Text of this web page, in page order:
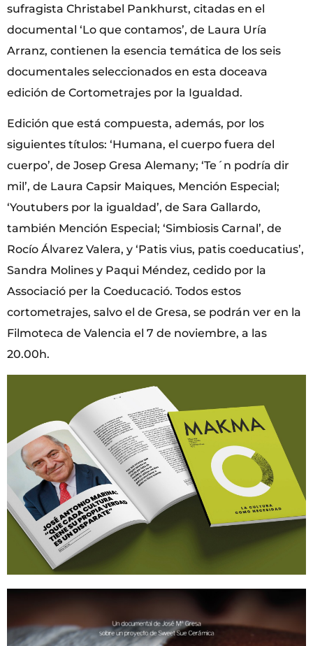
sufragista Christabel Pankhurst, citadas en el
documental ‘Lo que contamos’, de Laura Uría
Arranz, contienen la esencia temática de los seis
documentales seleccionados en esta doceava
edición de Cortometrajes por la Igualdad.
Edición que está compuesta, además, por los
siguientes títulos: ‘Humana, el cuerpo fuera del
cuerpo’, de Josep Gresa Alemany; ‘Te´n podría dir
mil’, de Laura Capsir Maiques, Mención Especial;
‘Youtubers por la igualdad’, de Sara Gallardo,
también Mención Especial; ‘Simbiosis Carnal’, de
Rocío Álvarez Valera, y ‘Patis vius, patis coeducatius’,
Sandra Molines y Paqui Méndez, cedido por la
Associació per la Coeducació. Todos estos
cortometrajes, salvo el de Gresa, se podrán ver en la
Filmoteca de Valencia el 7 de noviembre, a las
20.00h.